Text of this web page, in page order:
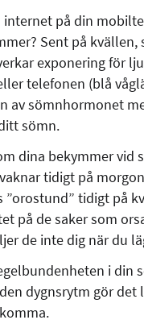
internet på din
Sent på kvällen,
exponering för
telefonen (blå
av sömnhormonet
sömn.
dina bekymmer vid
tidigt på
”orostund” tidigt på
på de saker som
de inte dig när du
i din
dygnsrytm gör det